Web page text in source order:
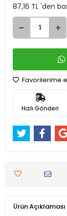
87,16 TL 'den
Favorilerime
Hızlı Gönderi
Ürün Açıklaması